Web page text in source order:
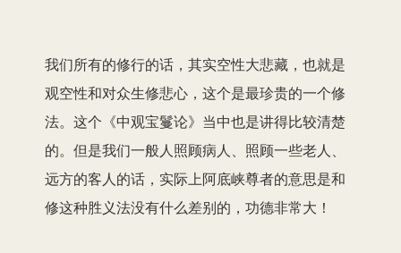
我们所有的修行的话，其实空性大悲藏，也就是
观空性和对众生修悲心，这个是最珍贵的一个修
法。这个《中观宝鬘论》当中也是讲得比较清楚
的。但是我们一般人照顾病人、照顾一些老人、
远方的客人的话，实际上阿底峡尊者的意思是和
修这种胜义法没有什么差别的，功德非常大！